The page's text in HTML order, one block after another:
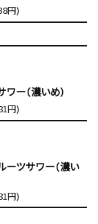
円)
ー（濃いめ）
円)
ーツサワー（濃い
円)